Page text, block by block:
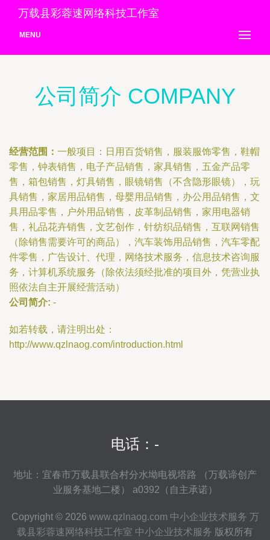
万载县彩蓉速网络科技工作室
MENU
公司简介 COMPANY
经营范围： 一般项目：日用百货销售，服装服饰零售，鞋帽
零售，钟表销售，电子产品销售，家具销售，五金产品零
售，箱包销售，灯具销售，眼镜销售（不含隐形眼镜），玩
具销售，家居用品销售，母婴用品销售，办公用品销售，文
具用品零售，户外用品销售，皮革制品销售，家用电器销
售，礼品花卉销售，文艺创作，针纺织品销售，互联网销售
（除销售需要许可的商品），汽车装饰用品销售，汽车零配
件零售，广告设计、代理，网络技术服务，信息技术咨询服
务，计算机系统服务（除依法须经批准的项目外，凭营业执
照依法自主开展经营活动）
公司简介: -
如若转载，请注明出处：
http://www.qzlnaog.com/introduction.html
电话：-
地址：宜春市万载县联合村分水坳电视塔路 （万载谛创产
业服务基地二楼） a0392（自主承诺）
Copyright © 2026 www.qzlnaog.com 中小企业技术服务 万
载县彩蓉速网络科技工作室 中小企业技术服务 版权所有